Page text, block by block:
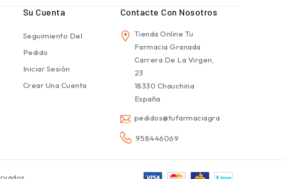
Su Cuenta
Seguimiento Del
Pedido
Iniciar Sesión
Crear Una Cuenta
Contacte Con Nosotros
Tienda Online Tu
Farmacia Granada
Carrera De La Virgen,
23
18330 Chauchina
España
pedidos@tufarmaciagranada.com
958446069